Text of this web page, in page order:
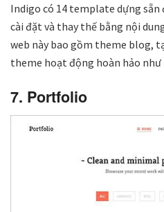
Indigo có 14 template dựng
cài đặt và thay thế bằng nội
web này bao gồm theme blog,
theme hoạt động hoàn hảo
7. Portfolio